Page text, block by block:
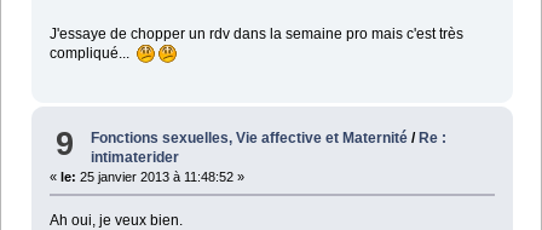
J'essaye de chopper un rdv dans la semaine pro mais c'est très
compliqué...
9 Fonctions sexuelles, Vie affective et Maternité /Re :
intimaterider
« le: 25 janvier 2013 à 11:48:52 »
Ah oui, je veux bien.